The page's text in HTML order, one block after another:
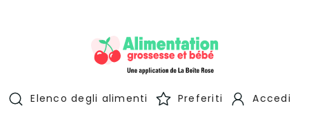
Elenco degli alimenti Preferiti Accedi